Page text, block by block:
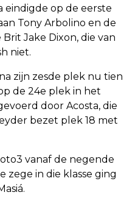
eindigde op de eerste
Tony Arbolino en de
Jake Dixon, die van
niet.
zijn zesde plek nu tien
de 24e plek in het
door Acosta, die
bezet plek 18 met
vanaf de negende
zege in die klasse ging